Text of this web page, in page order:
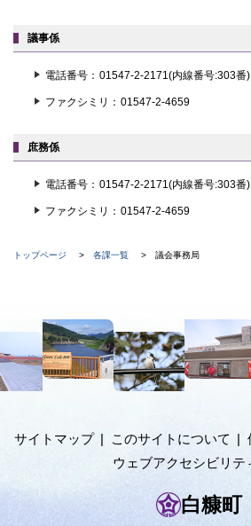
議事係
電話番号 01547-2-2171(内線番号:303番)
ファクシミリ 01547-2-4659
庶務係
電話番号 01547-2-2171(内線番号:303番)
ファクシミリ 01547-2-4659
ト
る
現
置
の
トップページ 各課一覧 議会事務局
へ
メ
サイトマップ このサイトについて
ウェブアクセシビリテ
白糠町